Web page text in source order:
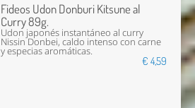
Fideos Udon Donburi Kitsune al
Curry 89g.
Udon japonés instantáneo al curry
Nissin Donbei, caldo intenso con carne
y especias aromáticas.
€ 4,59